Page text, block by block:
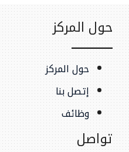
حول المركز
حول المركز
إتصل بنا
وظائف
تواصل